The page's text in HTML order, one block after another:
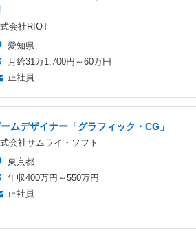
会社RIOT
愛知県
月給31万1,700円～60万円
正社員
ムデザイナー「グラフィック・CG」
会社サムライ・ソフト
東京都
年収400万円～550万円
正社員